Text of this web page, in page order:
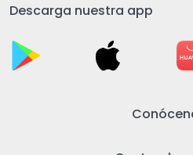
Descarga nuestra app